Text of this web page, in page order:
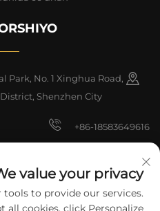
Park, No. 1 Xinghua Road,
Shenzhen City
+86-18583649616
8618165761396
value your privacy
to provide our services.
all cookies, click Personalize